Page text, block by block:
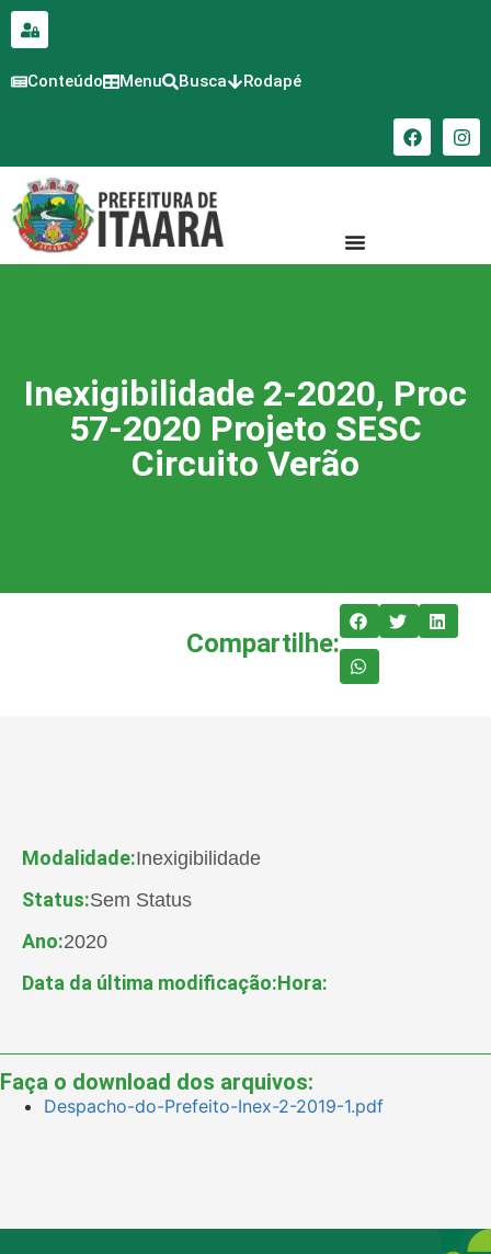
conteúdo
Conteúdo Menu Busca Rodapé
Inexigibilidade 2-2020, Proc
57-2020 Projeto SESC
Circuito Verão
Compartilhe:
Modalidade:Inexigibilidade
Status:Sem Status
Ano:2020
Data da última modificação:Hora:
Faça o download dos arquivos:
Despacho-do-Prefeito-Inex-2-2019-1.pdf